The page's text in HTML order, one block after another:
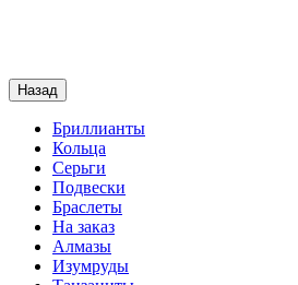
Назад
Бриллианты
Кольца
Серьги
Подвески
Браслеты
На заказ
Алмазы
Изумруды